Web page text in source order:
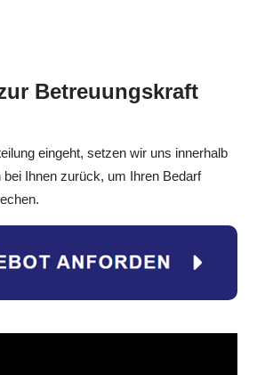
Betreuungskraft
eingeht, setzen wir uns innerhalb
bei Ihnen zurück, um Ihren Bedarf